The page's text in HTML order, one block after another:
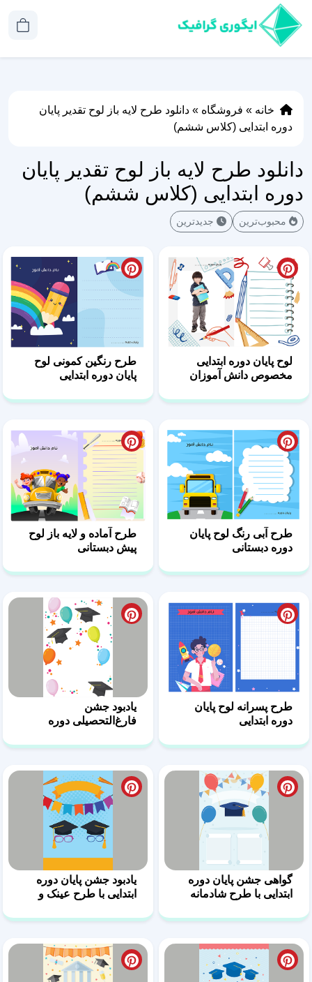
خانه » فروشگاه » دانلود طرح لایه باز لوح تقدیر پایان
دوره ابتدایی (کلاس ششم)
دانلود طرح لایه باز لوح تقدیر پایان
دوره ابتدایی (کلاس ششم)
محبوب‌ترین جدیدترین
لوح پایان دوره ابتدایی
مخصوص دانش آموزان
طرح رنگین کمونی لوح
پایان دوره ابتدایی
طرح آبی رنگ لوح پایان
دوره دبستانی
طرح آماده و لایه باز لوح
پیش دبستانی
طرح پسرانه لوح پایان
دوره ابتدایی
یادبود جشن
فارغ‌التحصیلی دوره
گواهی جشن پایان دوره
ابتدایی با طرح شادمانه
یادبود جشن پایان دوره
ابتدایی با طرح عینک و